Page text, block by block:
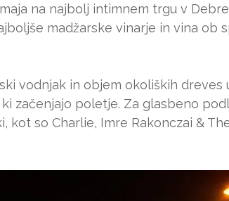
na najbolj intimnem trgu v
madžarske vinarje in vina ob
vodnjak in objem okoliških dreves
začenjajo poletje. Za glasbeno
so Charlie, Imre Rakonczai &